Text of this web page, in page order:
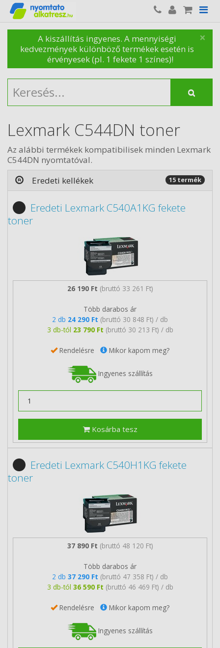
×
A kiszállítás ingyenes. A mennyiségi
kedvezmények különböző termékek esetén is
érvényesek (pl. 1 fekete 1 színes)!
Lexmark C544DN toner
Az alábbi termékek kompatibilisek minden Lexmark
C544DN nyomtatóval.
Eredeti kellékek
15 termék
Eredeti Lexmark C540A1KG fekete
toner
26 190 Ft (bruttó 33 261 Ft)
Több darabos ár
2 db 24 290 Ft (bruttó 30 848 Ft) / db
3 db-tól 23 790 Ft (bruttó 30 213 Ft) / db
Rendelésre Mikor kapom meg?
Ingyenes szállítás
Kosárba tesz
Eredeti Lexmark C540H1KG fekete
toner
37 890 Ft (bruttó 48 120 Ft)
Több darabos ár
2 db 37 290 Ft (bruttó 47 358 Ft) / db
3 db-tól 36 590 Ft (bruttó 46 469 Ft) / db
Rendelésre Mikor kapom meg?
Ingyenes szállítás